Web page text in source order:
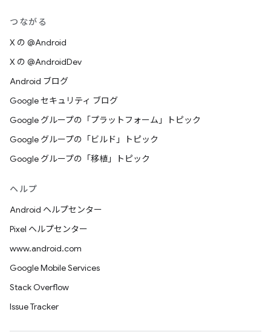
つながる
X の @Android
X の @AndroidDev
Android ブログ
Google セキュリティ ブログ
Google グループの「プラットフォーム」トピック
Google グループの「ビルド」トピック
Google グループの「移植」トピック
ヘルプ
Android ヘルプセンター
Pixel ヘルプセンター
www.android.com
Google Mobile Services
Stack Overflow
Issue Tracker